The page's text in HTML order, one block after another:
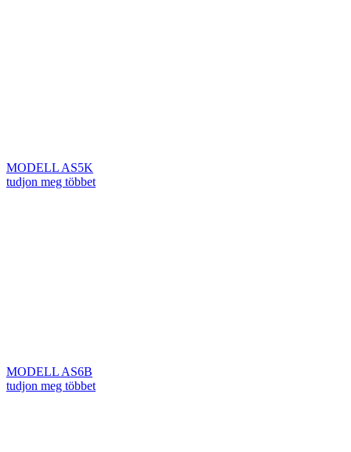
MODELL AS5K
tudjon meg többet
MODELL AS6B
tudjon meg többet